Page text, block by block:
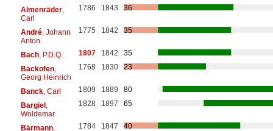
Almenräder,
Carl
1786 1843 36
André, Johann
Anton
1775 1842 35
Bach, P.D.Q. 1807 1842
35
Backofen,
Georg Heinrich
1768 1830 23
Banck, Carl 1809 1889
80
Bargiel,
Woldemar
1828 1897 65
Bärmann,
1784 1847 40